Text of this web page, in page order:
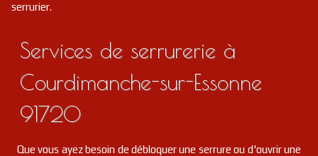
serrurier.
Services de serrurerie à
Courdimanche-sur-Essonne
91720
Que vous ayez besoin de débloquer une serrure ou d'ouvrir une